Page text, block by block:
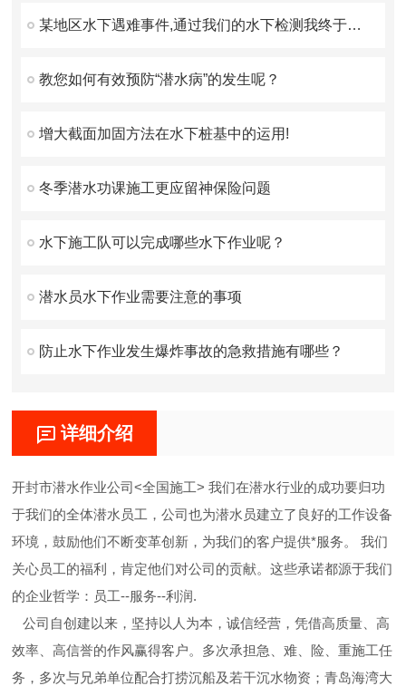
某地区水下遇难事件,通过我们的水下检测我终于找到你了！
教您如何有效预防“潜水病”的发生呢？
增大截面加固方法在水下桩基中的运用!
冬季潜水功课施工更应留神保险问题
水下施工队可以完成哪些水下作业呢？
潜水员水下作业需要注意的事项
防止水下作业发生爆炸事故的急救措施有哪些？
详细介绍
开封市潜水作业公司<全国施工> 我们在潜水行业的成功要归功
于我们的全体潜水员工，公司也为潜水员建立了良好的工作设备
环境，鼓励他们不断变革创新，为我们的客户提供*服务。 我们
关心员工的福利，肯定他们对公司的贡献。这些承诺都源于我们
的企业哲学：员工--服务--利润.
公司自创建以来，坚持以人为本，诚信经营，凭借高质量、高
效率、高信誉的作风赢得客户。多次承担急、难、险、重施工任
务，多次与兄弟单位配合打捞沉船及若干沉水物资；青岛海湾大